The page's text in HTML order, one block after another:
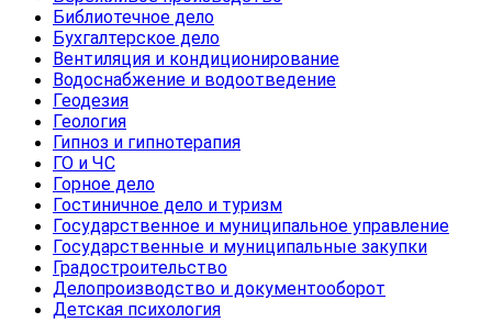
Библиотечное дело
Бухгалтерское дело
Вентиляция и кондиционирование
Водоснабжение и водоотведение
Геодезия
Геология
Гипноз и гипнотерапия
ГО и ЧС
Горное дело
Гостиничное дело и туризм
Государственное и муниципальное управление
Государственные и муниципальные закупки
Градостроительство
Делопроизводство и документооборот
Детская психология